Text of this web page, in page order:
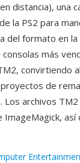
distancia), una
la PS2 para
del formato en
más
convirtiendo
de
archivos
ImageMagick,